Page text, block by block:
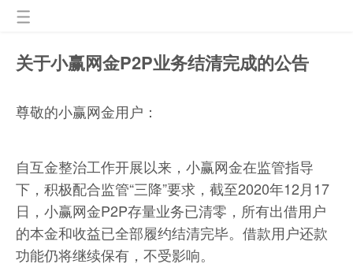
关于小赢网金P2P业务结清完成的公告
尊敬的小赢网金用户：
自互金整治工作开展以来，小赢网金在监管指导
下，积极配合监管“三降”要求，截至2020年12月17
日，小赢网金P2P存量业务已清零，所有出借用户
的本金和收益已全部履约结清完毕。借款用户还款
功能仍将继续保有，不受影响。